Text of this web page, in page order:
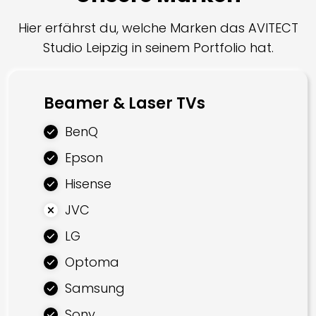
Einbaulautsprecher
Smarte Systeme
Smart Home
AV Steuerung
MultiRoom Audio
Einrichtung
Heimkino Sessel
Akustik Module
Hier erfährst du, welche Marken das AVITECT
Studio Leipzig in seinem Portfolio hat.
Beamer & Laser TVs
BenQ
Epson
Hisense
JVC
LG
Optoma
Samsung